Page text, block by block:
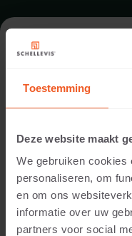
Toestemming
Deze website maakt
We gebruiken cookies
personaliseren, om
en om ons
informatie over uw
partners voor social
FORMAAT -
ASSORTIMENT